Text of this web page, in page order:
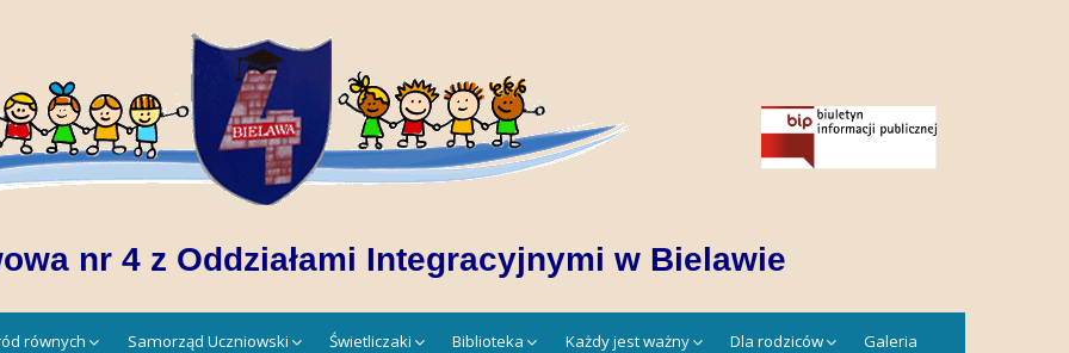
nr 4 z Oddziałami Integracyjnymi w Bielawie
równych Samorząd Uczniowski Świetliczaki Biblioteka Każdy jest ważny Dla rodziców Galeria